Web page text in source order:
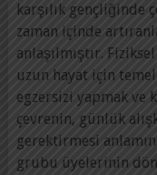
karşılık gençliğinde
zaman içinde
anlaşılmıştır.
uzun hayat için
egzersizi yapmak ve
çevrenin, günlük
gerektirmesi
grubu üyelerinin